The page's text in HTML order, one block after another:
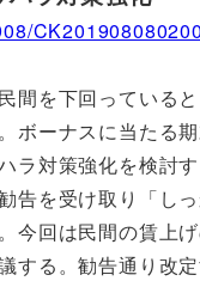
を下回っている
ボーナスに当たる
対策強化を検討す
を受け取り「しっ
回は民間の賃上
する。勧告通り改